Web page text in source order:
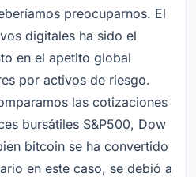
preocuparnos. El
digitales ha sido el
en el apetito global
por activos de riesgo.
las cotizaciones
bursátiles S&P500, Dow
bitcoin se ha convertido
en este caso, se debió a